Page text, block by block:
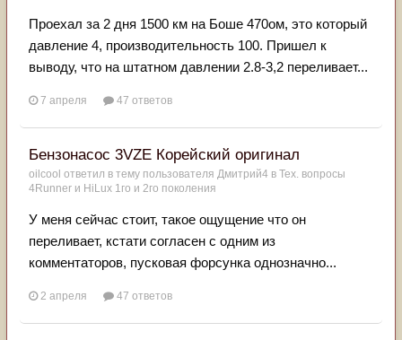
Проехал за 2 дня 1500 км на Боше 470ом, это который
давление 4, производительность 100. Пришел к
выводу, что на штатном давлении 2.8-3,2 переливает...
7 апреля 47 ответов
Бензонасос 3VZE Корейский оригинал
oilcool ответил в тему пользователя Дмитрий4 в Тех. вопросы
4Runner и HiLux 1го и 2го поколения
У меня сейчас стоит, такое ощущение что он
переливает, кстати согласен с одним из
комментаторов, пусковая форсунка однозначно...
2 апреля 47 ответов